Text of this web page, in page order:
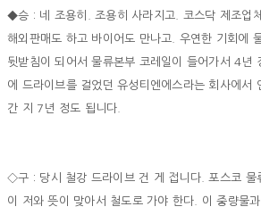
◆승 : 네 조용히. 조용히 사라지고. 코스닥 제조업
해외판매도 하고 바이어도 만나고. 우연한 기회에
뒷받침이 되어서 물류본부 코레일이 들어가서 4년
에 드라이브를 걸었던 유성티엔에스라는 회사에서
간 지 7년 정도 됩니다.
◇구 : 당시 철강 드라이브 건 게 접니다. 포스코 물
이 저와 뜻이 맞아서 철도로 가야 한다. 이 중량물